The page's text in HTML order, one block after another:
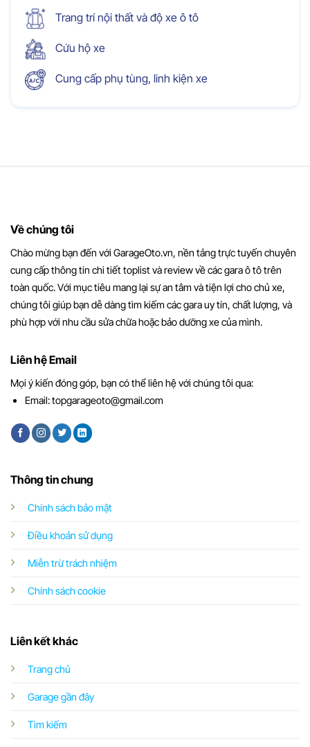
Trang trí nội thất và độ xe ô tô
Cứu hộ xe
Cung cấp phụ tùng, linh kiện xe
Về chúng tôi
Chào mừng bạn đến với GarageOto.vn, nền tảng trực tuyến chuyên
cung cấp thông tin chi tiết toplist và review về các gara ô tô trên
toàn quốc. Với mục tiêu mang lại sự an tâm và tiện lợi cho chủ xe,
chúng tôi giúp bạn dễ dàng tìm kiếm các gara uy tín, chất lượng, và
phù hợp với nhu cầu sửa chữa hoặc bảo dưỡng xe của mình.
Thông tin chung
Chính sách bảo mật
Điều khoản sử dụng
Miễn trừ trách nhiệm
Chính sách cookie
Liên kết khác
Trang chủ
Garage gần đây
Tìm kiếm
Liên hệ Email
Mọi ý kiến đóng góp, bạn có thể liên hệ với chúng tôi qua:
Email:topgarageoto@gmail.com